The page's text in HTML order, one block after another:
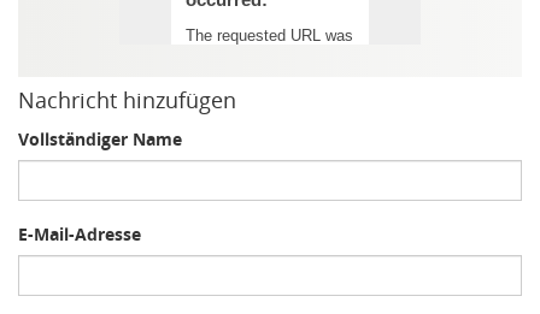
Nachricht hinzufügen
Vollständiger Name
E-Mail-Adresse